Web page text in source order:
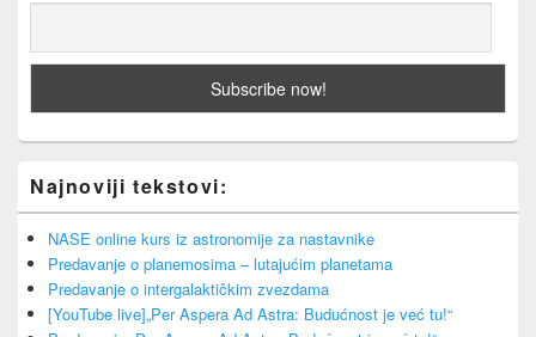
Najnoviji tekstovi:
NASE online kurs iz astronomije za nastavnike
Predavanje o planemosima – lutajućim planetama
Predavanje o intergalaktičkim zvezdama
[YouTube live]„Per Aspera Ad Astra: Budućnost je već tu!“